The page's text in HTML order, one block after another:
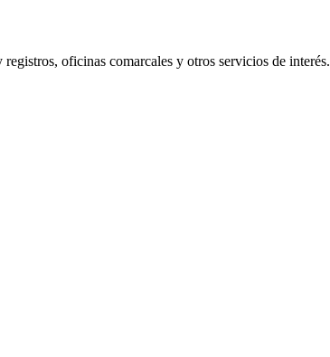
oficinas comarcales y otros servicios de interés.